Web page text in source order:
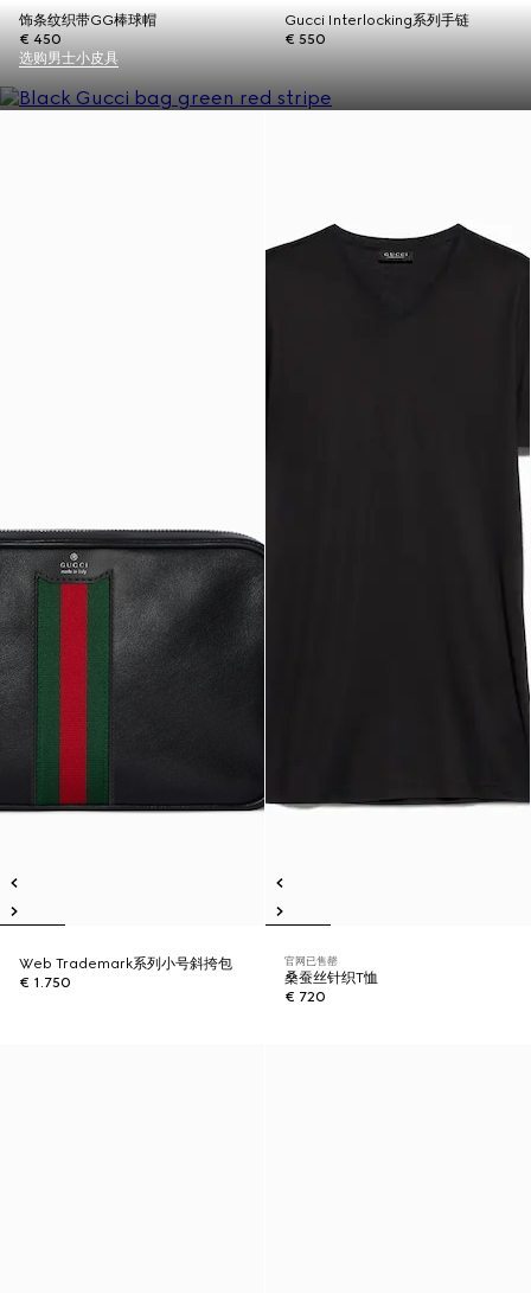
饰条纹织带GG棒球帽
€ 450
Gucci Interlocking系列手链
€ 550
选购男士小皮具
Web Trademark系列小号斜挎包
€ 1.750
官网已售罄
桑蚕丝针织T恤
€ 720